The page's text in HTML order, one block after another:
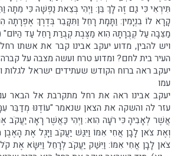
תִּירְאִי כִּי גַם זֶה לָךְ בֵּן: וַיְהִי בְּצֵאת נַפְשָׁהּ כִּי מֵתָה
קָרָא לוֹ בִנְיָמִין: וַתָּמָת רָחֵל וַתִּקָּבֵר בְּדֶרֶךְ אֶפְרָתָה
מַצֵּבָה עַל קְבֻרָתָהּ הִוא מַצֶּבֶת קְבֻרַת רָחֵל עַד
ויש להבין, מדוע יעקב אבינו קבר את אשתו
העיר בית לחם? ומדוע טרח ועשה מצבה על
יעקב ראה ברוח הקודש שעתידים ישראל
עמו
יעקב אבינו ראה את רחל מתקרבת אל הבאר
עזר לה והשקה את הצאן שנאמר "עוֹדֶנּוּ מְדַבֵּר
אֲשֶׁר לְאָבִיהָ כִּי רֹעָה הִוא: וַיְהִי כַּאֲשֶׁר רָאָה יַעֲקֹב
וְאֶת צֹאן לָבָן אֲחִי אִמּוֹ וַיִּגַּשׁ יַעֲקֹב וַיָּגֶל אֶת
צֹאן לָבָן אֲחִי אִמּוֹ: וַיִּשַּׁק יַעֲקֹב לְרָחֵל וַיִּשָּׂא אֶת